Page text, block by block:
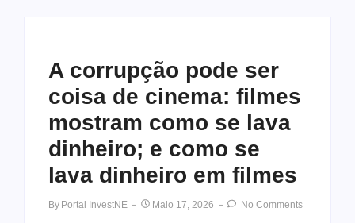
A corrupção pode ser
coisa de cinema: filmes
mostram como se lava
dinheiro; e como se
lava dinheiro em filmes
By Portal InvestNE Maio 17, 2026 No Comments